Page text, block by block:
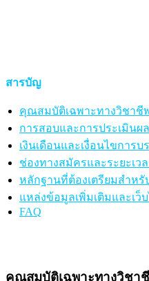
สารบัญ
คุณสมบัติเฉพาะทางวิชา
การสอบและการประเมินผ
เงินเดือนและเงื่อนไขการบ
ช่องทางสมัครและระยะเว
หลักฐานที่ต้องเตรียมสำหรั
แหล่งข้อมูลเพิ่มเติมและเว็
FAQ
คุณสมบัติเฉพาะทางวิชา